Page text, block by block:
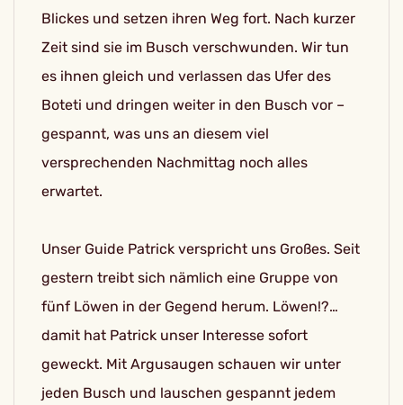
Blickes und setzen ihren Weg fort. Nach kurzer
Zeit sind sie im Busch verschwunden. Wir tun
es ihnen gleich und verlassen das Ufer des
Boteti und dringen weiter in den Busch vor –
gespannt, was uns an diesem viel
versprechenden Nachmittag noch alles
erwartet.
Unser Guide Patrick verspricht uns Großes. Seit
gestern treibt sich nämlich eine Gruppe von
fünf Löwen in der Gegend herum. Löwen!?…
damit hat Patrick unser Interesse sofort
geweckt. Mit Argusaugen schauen wir unter
jeden Busch und lauschen gespannt jedem